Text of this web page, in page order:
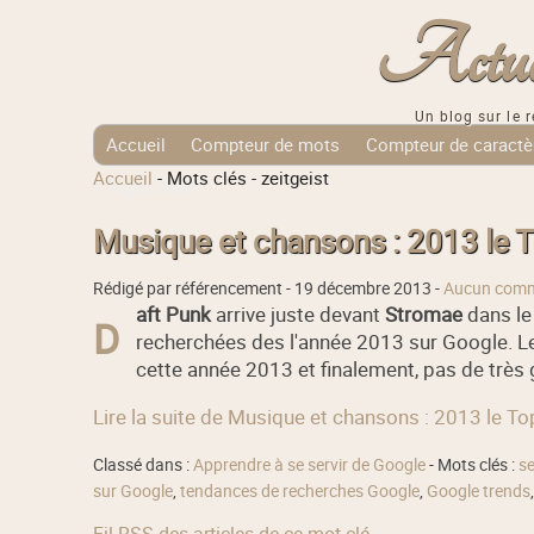
Un blog sur le
Accueil Compteur de mots Compteur de
Tags Cloud
Accueil - Mots clés - zeitgeist
Musique et chansons : 2013 le
Rédigé par référencement - 19 décembre 2013 -Aucun
D aft Punkarrive juste devant Stromaedans
recherchées des l'année 2013 sur Google.
cette année 2013 et finalement, pas de
Lire la suite de Musique et chansons : 2013 le
Classé dans :Apprendre à se servir de Google- Mots clés :
sur Google, tendances de recherches Google, Google trends,